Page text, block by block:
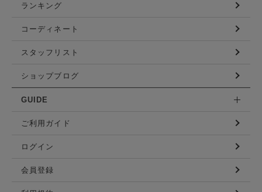
ランキング
コーディネート
スタッフリスト
ショップブログ
GUIDE
ご利用ガイド
ログイン
会員登録